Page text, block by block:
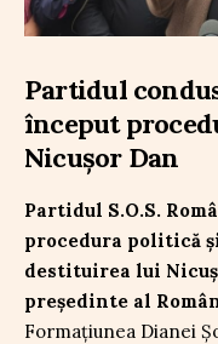
Partidul
început
Nicușor Dan
Partidul S.O.S.
procedura politică
destituirea lui
președinte al
Formațiunea Dianei